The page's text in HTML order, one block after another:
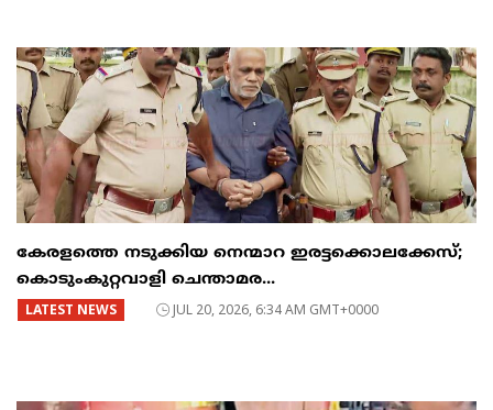
കേരളത്തെ നടുക്കിയ നെന്മാറ ഇരട്ടക്കൊലക്കേസ്;
കൊടുംകുറ്റവാളി ചെന്താമര...
LATEST NEWS JUL 20, 2026, 6:34 AM GMT+0000